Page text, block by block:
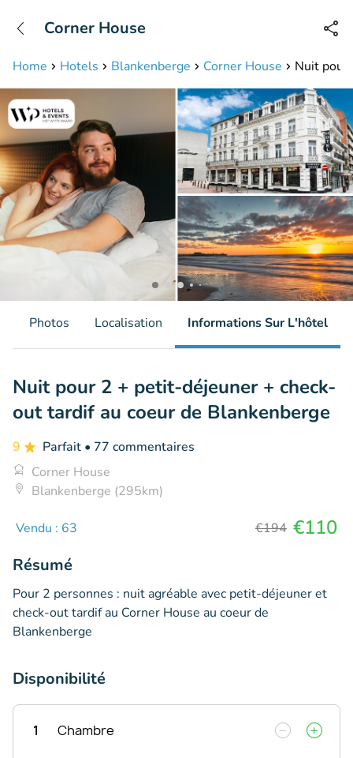
Disponible jusqu'à 23:00 heures
Home Hotels Blankenberge Corner House Nuit pour
Corner House
Photos Localisation Informations Sur L'hôtel
Nuit pour 2 + petit-déjeuner + check-
out tardif au coeur de Blankenberge
9 Parfait • 77 commentaires
Corner House
Blankenberge (295km)
Vendu : 63 €194 €110
Résumé
Pour 2 personnes : nuit agréable avec petit-déjeuner et
check-out tardif au Corner House au coeur de
Blankenberge
Disponibilité
1 Chambre